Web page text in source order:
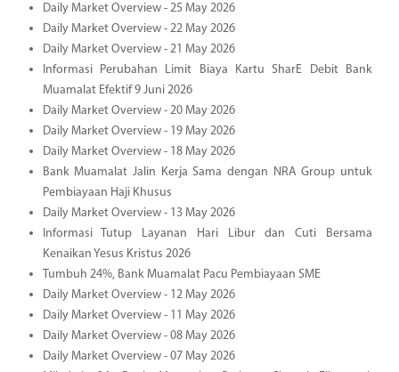
Daily Market Overview - 25 May 2026
Daily Market Overview - 22 May 2026
Daily Market Overview - 21 May 2026
Informasi Perubahan Limit Biaya Kartu SharE Debit Bank
Muamalat Efektif 9 Juni 2026
Daily Market Overview - 20 May 2026
Daily Market Overview - 19 May 2026
Daily Market Overview - 18 May 2026
Bank Muamalat Jalin Kerja Sama dengan NRA Group untuk
Pembiayaan Haji Khusus
Daily Market Overview - 13 May 2026
Informasi Tutup Layanan Hari Libur dan Cuti Bersama
Kenaikan Yesus Kristus 2026
Tumbuh 24%, Bank Muamalat Pacu Pembiayaan SME
Daily Market Overview - 12 May 2026
Daily Market Overview - 11 May 2026
Daily Market Overview - 08 May 2026
Daily Market Overview - 07 May 2026